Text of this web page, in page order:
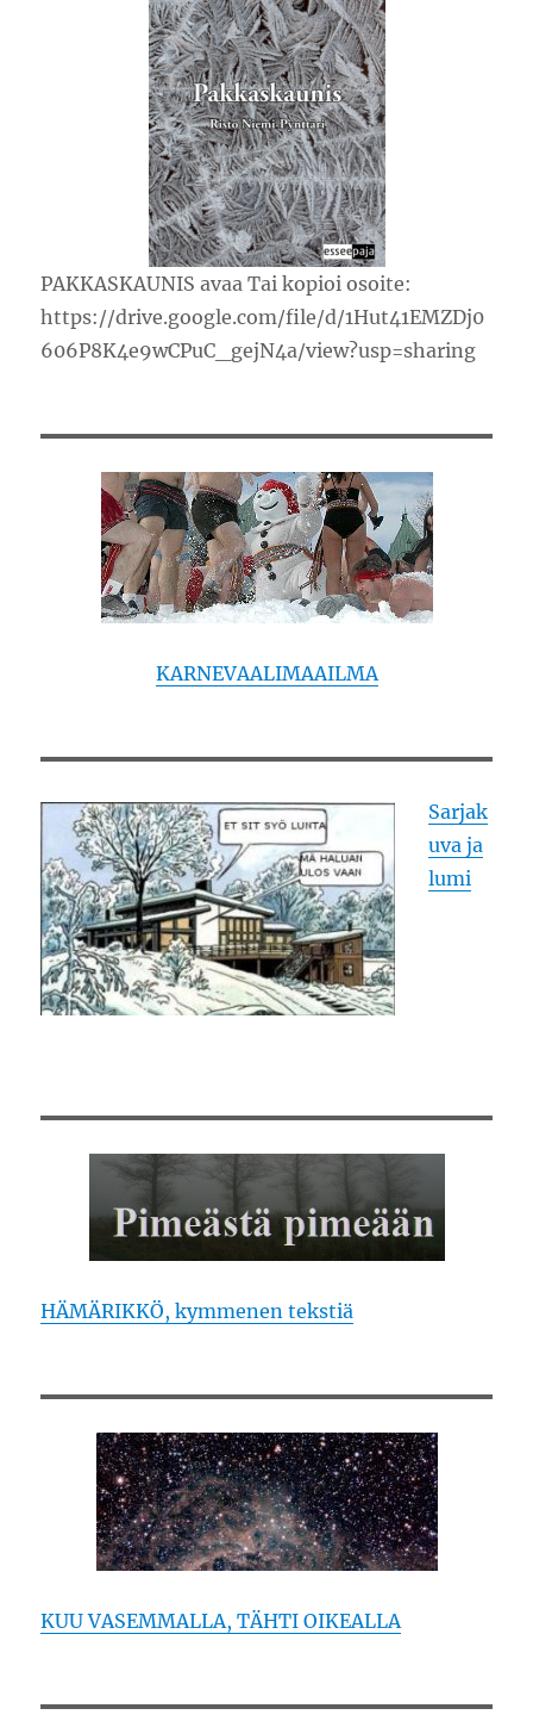
PAKKASKAUNIS avaa Tai kopioi osoite:
https://drive.google.com/file/d/1Hut41EMZDj0
606P8K4e9wCPuC_gejN4a/view?usp=sharing
KARNEVAALIMAAILMA
Sarjak
uva ja
lumi
HÄMÄRIKKÖ, kymmenen tekstiä
KUU VASEMMALLA, TÄHTI OIKEALLA